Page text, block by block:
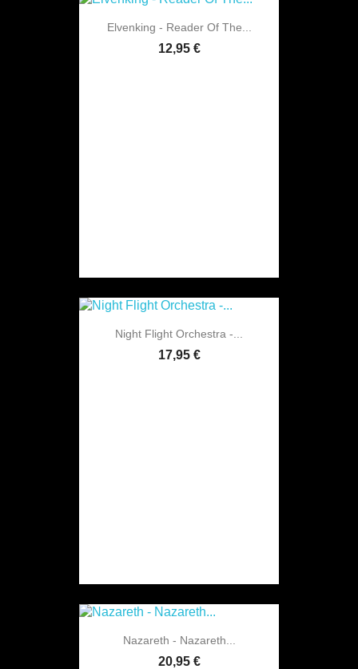
Elvenking - Reader Of The...
12,95 €
Night Flight Orchestra -...
17,95 €
Nazareth - Nazareth...
20,95 €